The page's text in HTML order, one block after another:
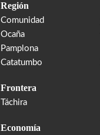
Región
Comunidad
Ocaña
Pamplona
Catatumbo
Frontera
Táchira
Economía